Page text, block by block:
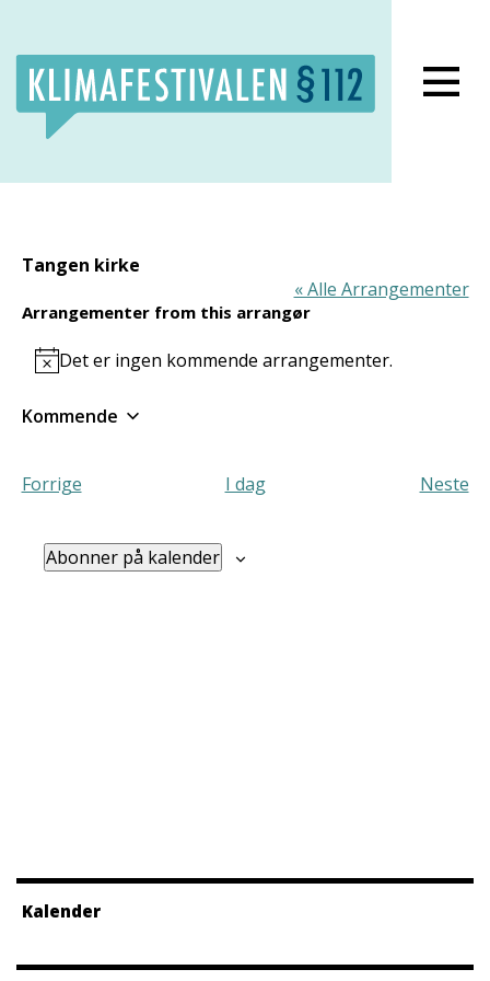
Lukk meny
Tangen kirke
« Alle Arrangementer
Arrangementer from this arrangør
NoticeDet er ingen kommende arrangementer.
Kommende
ForrigeArrangementer I dag
Neste
Abonner på kalender
Kalender